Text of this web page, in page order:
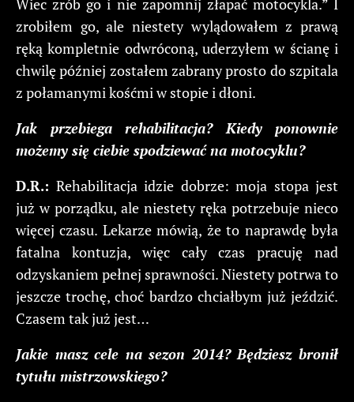
Wiec zrób go i nie zapomnij złapać motocykla.” I
zrobiłem go, ale niestety wylądowałem z prawą
ręką kompletnie odwróconą, uderzyłem w ścianę i
chwilę później zostałem zabrany prosto do szpitala
z połamanymi kośćmi w stopie i dłoni.
Jak przebiega rehabilitacja? Kiedy ponownie
możemy się ciebie spodziewać na motocyklu?
D.R.: Rehabilitacja idzie dobrze: moja stopa jest
już w porządku, ale niestety ręka potrzebuje nieco
więcej czasu. Lekarze mówią, że to naprawdę była
fatalna kontuzja, więc cały czas pracuję nad
odzyskaniem pełnej sprawności. Niestety potrwa to
jeszcze trochę, choć bardzo chciałbym już jeździć.
Czasem tak już jest…
Jakie masz cele na sezon 2014? Będziesz bronił
tytułu mistrzowskiego?